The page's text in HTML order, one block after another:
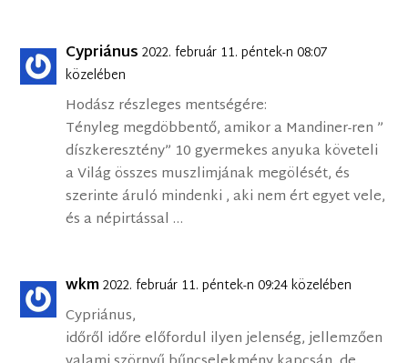
Cypriánus 2022. február 11. péntek-n 08:07
közelében
Hodász részleges mentségére:
Tényleg megdöbbentő, amikor a Mandiner-ren ”
díszkeresztény” 10 gyermekes anyuka követeli
a Világ összes muszlimjának megölését, és
szerinte áruló mindenki , aki nem ért egyet vele,
és a népirtással …
wkm2022. február 11. péntek-n 09:24 közelében
Cypriánus,
időről időre előfordul ilyen jelenség, jellemzően